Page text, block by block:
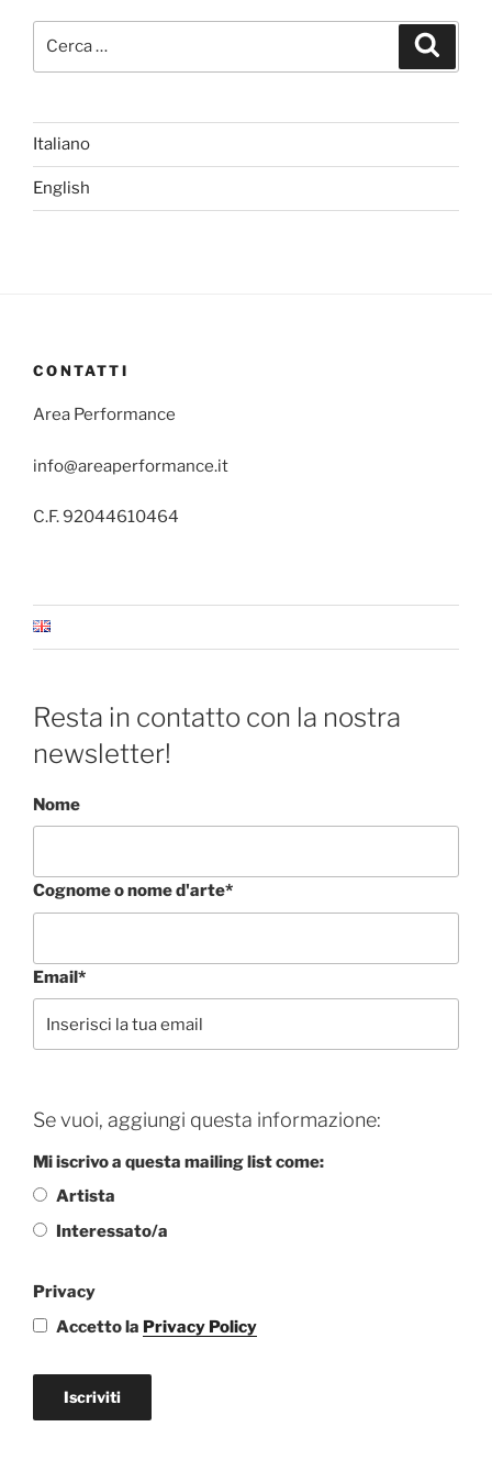
Italiano
English
CONTATTI
Area Performance
info@areaperformance.it
C.F. 92044610464
Resta in contatto con la nostra
newsletter!
Nome
Cognome o nome d'arte*
Email*
Se vuoi, aggiungi questa informazione:
Mi iscrivo a questa mailing list come:
Artista
Interessato/a
Privacy
Accetto la Privacy Policy
Iscriviti